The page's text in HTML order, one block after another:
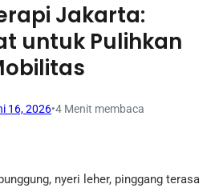
Jakarta:
untuk Pulihkan
16, 2026•4 Menit membaca
nyeri leher, pinggang terasa